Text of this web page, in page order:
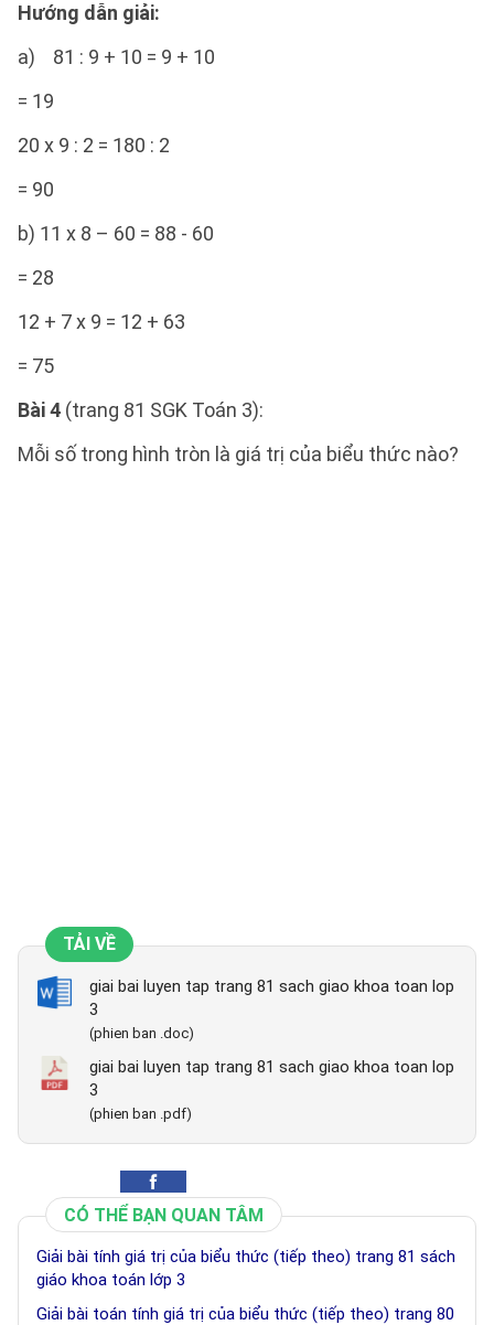
Hướng dẫn giải:
a) 81 : 9 + 10 = 9 + 10
= 19
20 x 9 : 2 = 180 : 2
= 90
b) 11 x 8 – 60 = 88 - 60
= 28
12 + 7 x 9 = 12 + 63
= 75
Bài 4 (trang 81 SGK Toán 3):
Mỗi số trong hình tròn là giá trị của biểu thức nào?
TẢI VỀ
giai bai luyen tap trang 81 sach giao khoa toan lop
3
(phien ban .doc)
giai bai luyen tap trang 81 sach giao khoa toan lop
3
(phien ban .pdf)
CÓ THỂ BẠN QUAN TÂM
Giải bài tính giá trị của biểu thức (tiếp theo) trang 81 sách
giáo khoa toán lớp 3
Giải bài toán tính giá trị của biểu thức (tiếp theo) trang 80